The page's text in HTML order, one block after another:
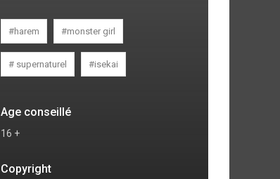
#harem #monster girl
# supernaturel #isekai
Age conseillé
16 +
Copyright